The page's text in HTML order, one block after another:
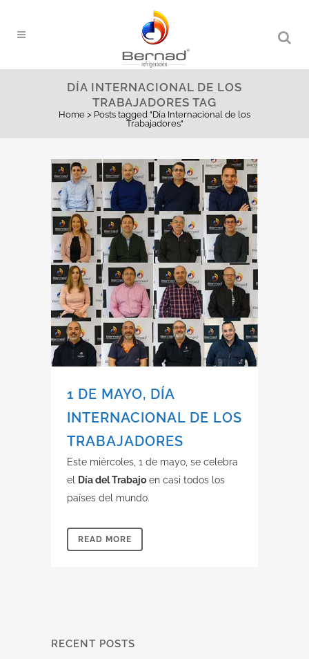
DÍA INTERNACIONAL DE LOS
TRABAJADORES TAG
Home > Posts tagged "Día Internacional de los
Trabajadores"
1 DE MAYO, DÍA
INTERNACIONAL DE LOS
TRABAJADORES
Este miércoles, 1 de mayo, se celebra
el
Día del Trabajo en casi todos los
países del mundo.
READ MORE
RECENT POSTS